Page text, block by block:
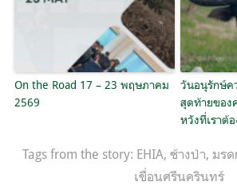
On the Road 17 – 23 พฤษภาคม
2569
วันอนุรักษ์ค
สุดท้ายของ
หวังที่เราต้
Tags from the story: EHIA, ช้างป่า, มรด
เขื่อนศรีนครินทร์